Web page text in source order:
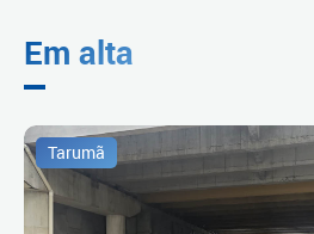
Em alta
Tarumã